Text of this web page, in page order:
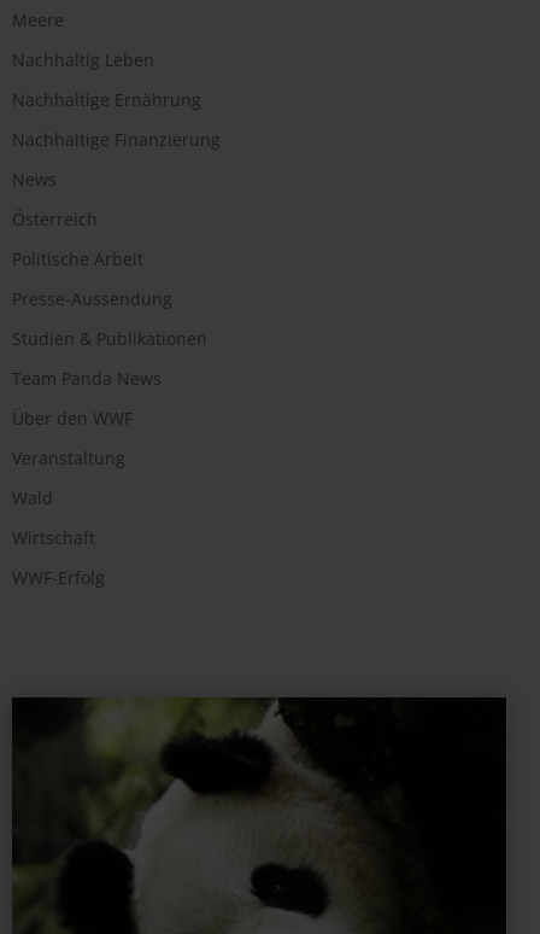
Meere
Nachhaltig Leben
Nachhaltige Ernährung
Nachhaltige Finanzierung
News
Österreich
Politische Arbeit
Presse-Aussendung
Studien & Publikationen
Team Panda News
Über den WWF
Veranstaltung
Wald
Wirtschaft
WWF-Erfolg